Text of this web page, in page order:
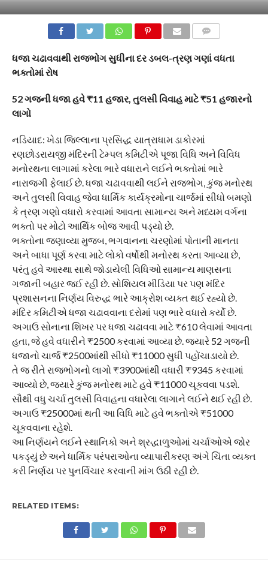
ધજા ચઢાવવાથી રાજભોગ સુધીના દર ડબલ-ત્રણ ગણાં વધતા
ભક્તોમાં રોષ
52 ગજની ધજા હવે ₹11 હજાર, તુલસી વિવાહ માટે ₹51 હજારનો
લાગો
નડિયાદ: ખેડા જિલ્લાના પ્રસિદ્ધ યાત્રાધામ ડાકોરમાં
રણછોડરાયજી મંદિરની ટેમ્પલ કમિટીએ પૂજા વિધિ અને વિવિધ
મનોરથના લાગામાં કરેલા ભારે વધારાને લઈને ભક્તોમાં ભારે
નારાજગી ફેલાઈ છે. ધજા ચઢાવવાથી લઈને રાજભોગ, કુંજ મનોરથ
અને તુલસી વિવાહ જેવા ધાર્મિક કાર્યક્રમોના ચાર્જમાં સીધો બમણો
કે ત્રણ ગણો વધારો કરવામાં આવતા સામાન્ય અને મધ્યમ વર્ગના
ભક્તો પર મોટો આર્થિક બોજ આવી પડ્યો છે.
ભક્તોના જણાવ્યા મુજબ, ભગવાનના ચરણોમાં પોતાની માનતા
અને બાધા પૂર્ણ કરવા માટે લોકો વર્ષોથી મનોરથ કરતા આવ્યા છે,
પરંતુ હવે આસ્થા સાથે જોડાયેલી વિધિઓ સામાન્ય માણસના
ગજાની બહાર જઈ રહી છે. સોશિયલ મીડિયા પર પણ મંદિર
પ્રશાસનના નિર્ણય વિરુદ્ધ ભારે આક્રોશ વ્યક્ત થઈ રહ્યો છે.
મંદિર કમિટીએ ધજા ચઢાવવાના દરોમાં પણ ભારે વધારો કર્યો છે.
અગાઉ સોનાના શિખર પર ધજા ચઢાવવા માટે ₹610 લેવામાં આવતા
હતા, જે હવે વધારીને ₹2500 કરવામાં આવ્યા છે. જ્યારે 52 ગજની
ધજાનો ચાર્જ ₹2500માંથી સીધો ₹11000 સુધી પહોંચાડાયો છે.
તે જ રીતે રાજભોગનો લાગો ₹3900માંથી વધારી ₹9345 કરવામાં
આવ્યો છે, જ્યારે કુંજ મનોરથ માટે હવે ₹11000 ચૂકવવા પડશે.
સૌથી વધુ ચર્ચા તુલસી વિવાહના વધારેલા લાગાને લઈને થઈ રહી છે.
અગાઉ ₹25000માં થતી આ વિધિ માટે હવે ભક્તોએ ₹51000
ચૂકવવાના રહેશે.
આ નિર્ણયને લઈને સ્થાનિકો અને શ્રદ્ધાળુઓમાં ચર્ચાઓએ જોર
પકડ્યું છે અને ધાર્મિક પરંપરાઓના વ્યાપારીકરણ અંગે ચિંતા વ્યક્ત
કરી નિર્ણય પર પુનર્વિચાર કરવાની માંગ ઉઠી રહી છે.
RELATED ITEMS: